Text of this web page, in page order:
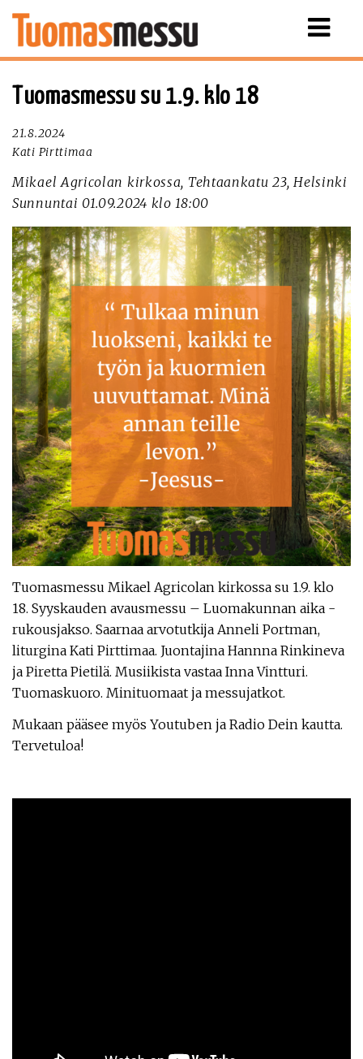
Näytä
Tuomasmessu su 1.9. klo 18
21.8.2024
Kati Pirttimaa
Mikael Agricolan kirkossa, Tehtaankatu 23, Helsinki
Sunnuntai 01.09.2024 klo 18:00
Tuomasmessu Mikael Agricolan kirkossa su 1.9. klo
18. Syyskauden avausmessu – Luomakunnan aika -
rukousjakso. Saarnaa arvotutkija Anneli Portman,
liturgina Kati Pirttimaa. Juontajina Hannna Rinkineva
ja Piretta Pietilä. Musiikista vastaa Inna Vintturi.
Tuomaskuoro. Minituomaat ja messujatkot.
Mukaan pääsee myös Youtuben ja Radio Dein kautta.
Tervetuloa!